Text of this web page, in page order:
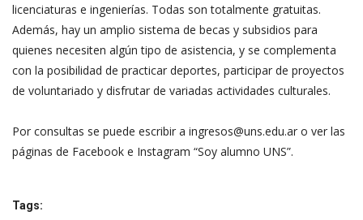
licenciaturas e ingenierías. Todas son totalmente gratuitas.
Además, hay un amplio sistema de becas y subsidios para
quienes necesiten algún tipo de asistencia, y se complementa
con la posibilidad de practicar deportes, participar de proyectos
de voluntariado y disfrutar de variadas actividades culturales.
Por consultas se puede escribir a ingresos@uns.edu.ar o ver las
páginas de Facebook e Instagram “Soy alumno UNS”.
Tags: